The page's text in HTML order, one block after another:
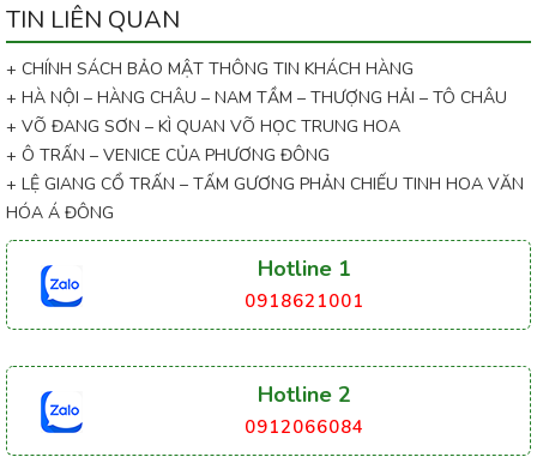
TIN LIÊN QUAN
+ CHÍNH SÁCH BẢO MẬT THÔNG TIN KHÁCH HÀNG
+ HÀ NỘI – HÀNG CHÂU – NAM TẦM – THƯỢNG HẢI – TÔ CHÂU
+ VÕ ĐANG SƠN – KÌ QUAN VÕ HỌC TRUNG HOA
+ Ô TRẤN – VENICE CỦA PHƯƠNG ĐÔNG
+ LỆ GIANG CỔ TRẤN – TẤM GƯƠNG PHẢN CHIẾU TINH HOA VĂN
HÓA Á ĐÔNG
Hotline 1
0918621001
Hotline 2
0912066084